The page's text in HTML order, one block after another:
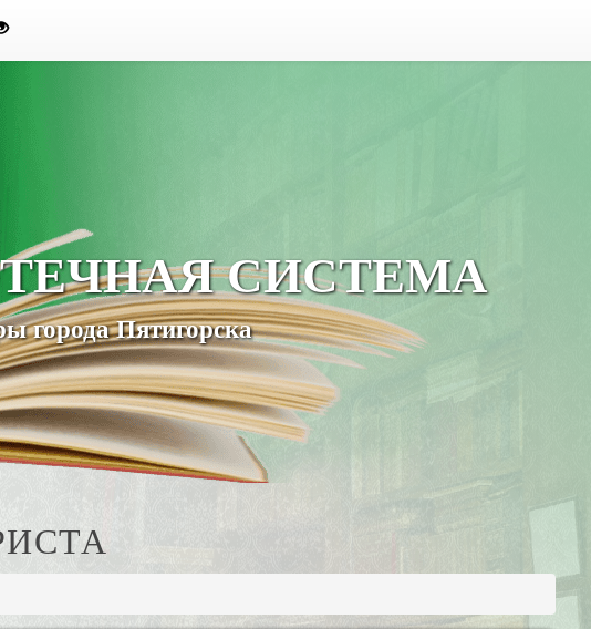
СИСТЕМА
города Пятигорска